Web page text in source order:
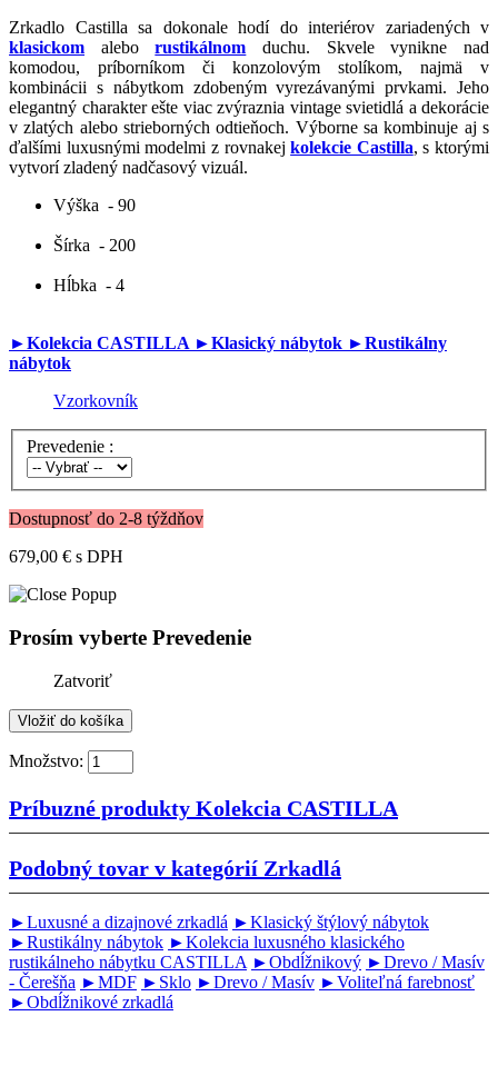
Zrkadlo Castilla sa dokonale hodí do interiérov zariadených v
klasickom aleborustikálnom duchu. Skvele vynikne nad
komodou, príborníkom či konzolovým stolíkom, najmä v
kombinácii s nábytkom zdobeným vyrezávanými prvkami. Jeho
elegantný charakter ešte viac zvýraznia vintage svietidlá a dekorácie
v zlatých alebo strieborných odtieňoch. Výborne sa kombinuje aj s
ďalšími luxusnými modelmi z rovnakejkolekcie Castilla, s ktorými
vytvorí zladený nadčasový vizuál.
Výška - 90
Šírka - 200
Hĺbka - 4
►Kolekcia CASTILLA ►Klasický nábytok ►Rustikálny
nábytok
Vzorkovník
Prevedenie :
Dostupnosť do 2-8 týždňov
679,00 € s DPH
Prosím vyberte Prevedenie
Zatvoriť
Množstvo:
Príbuzné produkty Kolekcia CASTILLA
Podobný tovar v kategórií Zrkadlá
►Luxusné a dizajnové zrkadlá ►Klasický štýlový nábytok
►Rustikálny nábytok ►Kolekcia luxusného klasického
rustikálneho nábytku CASTILLA ►Obdĺžnikový ►Drevo / Masív
- Čerešňa ►MDF ►Sklo ►Drevo / Masív ►Voliteľná farebnosť
►Obdĺžnikové zrkadlá